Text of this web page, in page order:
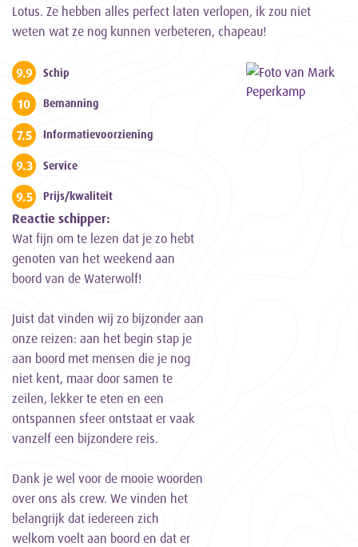
Lotus. Ze hebben alles perfect laten verlopen, ik zou niet
weten wat ze nog kunnen verbeteren, chapeau!
9.9 Schip
10 Bemanning
7.5 Informatievoorziening
9.3 Service
9.5 Prijs/kwaliteit
Reactie schipper:
Wat fijn om te lezen dat je zo hebt
genoten van het weekend aan
boord van de Waterwolf!
Juist dat vinden wij zo bijzonder aan
onze reizen: aan het begin stap je
aan boord met mensen die je nog
niet kent, maar door samen te
zeilen, lekker te eten en een
ontspannen sfeer ontstaat er vaak
vanzelf een bijzondere reis.
Dank je wel voor de mooie woorden
over ons als crew. We vinden het
belangrijk dat iedereen zich
welkom voelt aan boord en dat er